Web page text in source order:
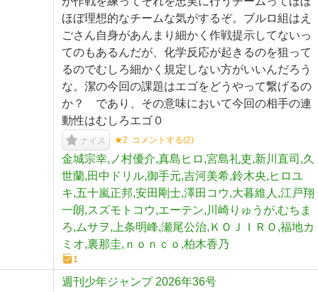
ほぼ理想的なチームな気がするぞ。ブルロ組はえ
ごさん自身があんまり細かく作戦提示してないっ
てのもあるんだが、化学反応が起きるのを狙って
るのでむしろ細かく規定しない方がいいんだろう
な。潔の今回の課題はエゴをどうやって繋げるの
か？ であり、その意味において今回の相手の連
動性はむしろエゴ０
ナイス ★2 コメントする(2)
金城宗幸,ノ村優介,真島ヒロ,宮島礼吏,新川直司,久
世蘭,田中ドリル,御手元,吉河美希,鈴木央,ヒロユ
キ,五十嵐正邦,安田剛士,澤田コウ,大暮維人,江戸翔
一朗,スズモトコウ,エーテン,川崎りゅうが,むちま
ろ,ムサヲ,上条明峰,瀬尾公治,ＫＯＪＩＲＯ,福地カ
ミオ,裏那圭,ｎｏｎｃｏ,柏木香乃
1
週刊少年ジャンプ 2026年36号